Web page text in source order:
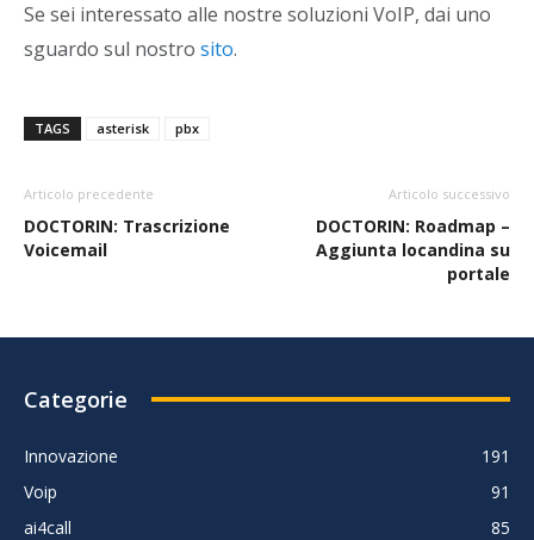
Se sei interessato alle nostre soluzioni VoIP, dai uno
sguardo sul nostro sito.
TAGS asterisk pbx
Articolo precedente
DOCTORIN: Trascrizione
Voicemail
Articolo successivo
DOCTORIN: Roadmap –
Aggiunta locandina su
portale
Categorie
Innovazione
191
Voip
91
ai4call
85